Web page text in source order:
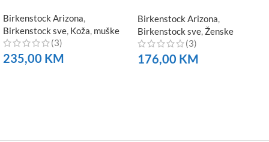
Birkenstock Arizona
Birkenstock sve Koža muške
(3)
235,00 KM
Birkenstock Arizona
Birkenstock sve Ženske
(3)
176,00 KM